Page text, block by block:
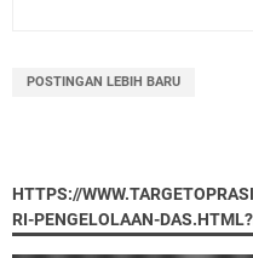
POSTINGAN LEBIH BARU
HTTPS://
RI-PENGELOLAAN-